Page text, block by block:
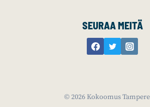
SEURAA MEITÄ
© 2026 Kokoomus